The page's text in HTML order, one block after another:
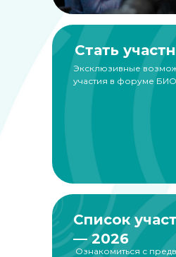
Эксклюзивные
участия в форуме
Стать
Ознакомиться с
Список
— 2026